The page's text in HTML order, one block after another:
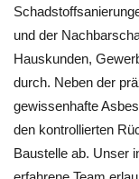
und der
Hauskunden,
durch. Neben der
gewissenhafte
den kontrollierten
Baustelle ab. Unser